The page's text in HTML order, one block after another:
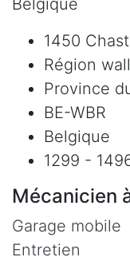
Belgique
1450
Région
Province
BE-WBR
Belgique
1299 -
Mécanicien
Garage mobile
Entretien